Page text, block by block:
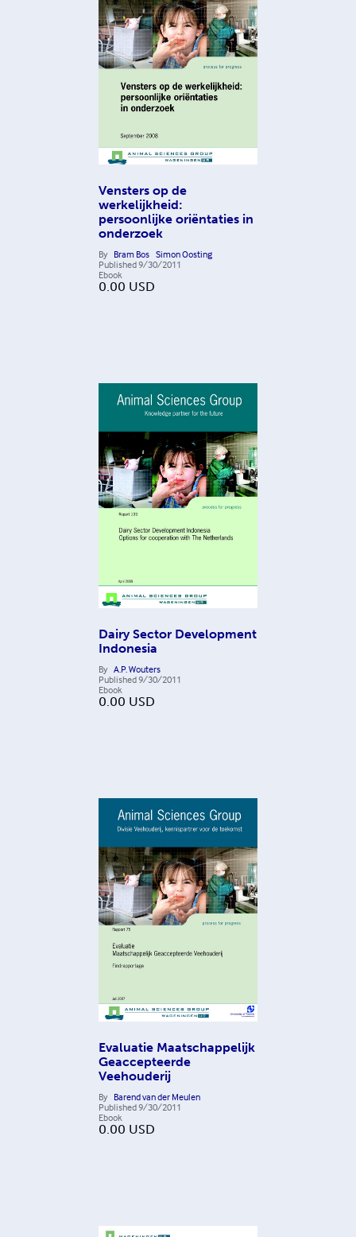
Vensters op de
werkelijkheid:
persoonlijke oriëntaties in
onderzoek
By Bram Bos Simon Oosting
Published9/30/2011
Ebook
0.00 USD
Dairy Sector Development
Indonesia
By A.P. Wouters
Published9/30/2011
Ebook
0.00 USD
Evaluatie Maatschappelijk
Geaccepteerde
Veehouderij
By Barend van der Meulen
Published9/30/2011
Ebook
0.00 USD